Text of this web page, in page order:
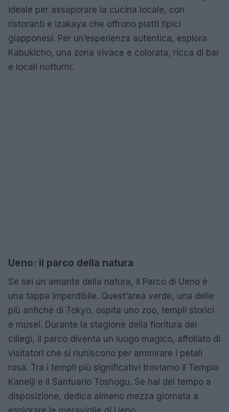
ideale per assaporare la cucina locale, con
ristoranti e izakaya che offrono piatti tipici
giapponesi. Per un’esperienza autentica, esplora
Kabukicho, una zona vivace e colorata, ricca di bar
e locali notturni.
Ueno: il parco della natura
Se sei un amante della natura, il Parco di Ueno è
una tappa imperdibile. Quest’area verde, una delle
più antiche di Tokyo, ospita uno zoo, templi storici
e musei. Durante la stagione della fioritura dei
ciliegi, il parco diventa un luogo magico, affollato di
visitatori che si riuniscono per ammirare i petali
rosa. Tra i templi più significativi troviamo il Tempio
Kaneiji e il Santuario Toshogu. Se hai del tempo a
disposizione, dedica almeno mezza giornata a